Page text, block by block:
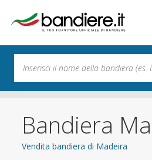
Bandiera
Vendita bandiera di Madeira